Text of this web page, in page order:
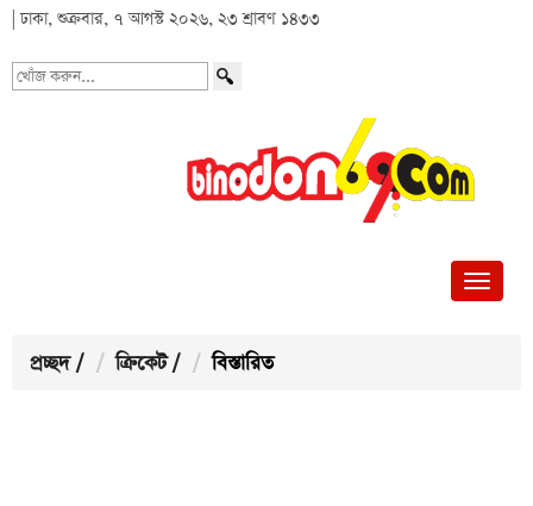
| ঢাকা, শুক্রবার, ৭ আগস্ট ২০২৬, ২৩ শ্রাবণ ১৪৩৩
খোঁজ
প্রচ্ছদ / ক্রিকেট / বিস্তারিত